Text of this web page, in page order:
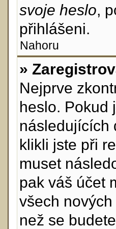
svoje heslo,
přihlášeni.
Nahoru
»
Nejprve
heslo. Pokud
následujících
klikli jste při
muset
pak váš účet
všech
než se